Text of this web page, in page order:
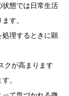
状態では日常生活
す。
処理するときに顕
クが高まります
。